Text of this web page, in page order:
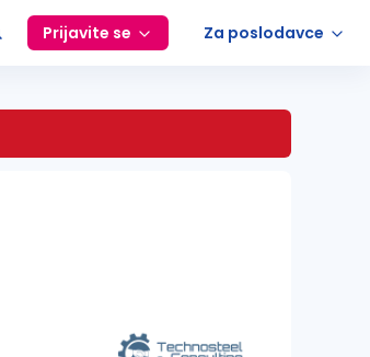
Prijavite se Za poslodavce